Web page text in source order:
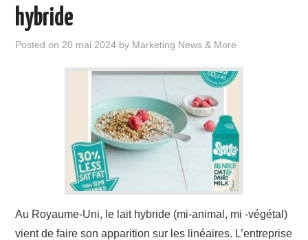
A PROPOS
hybride
Posted on 20 mai 2024 by Marketing News & More
Au Royaume-Uni, le lait hybride (mi-animal, mi -végétal)
vient de faire son apparition sur les linéaires. L’entreprise